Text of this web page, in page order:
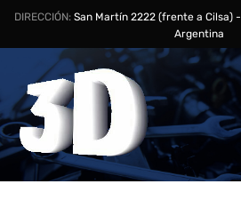
DIRECCIÓN: San Martín 2222 (frente a Cilsa)
Argentina